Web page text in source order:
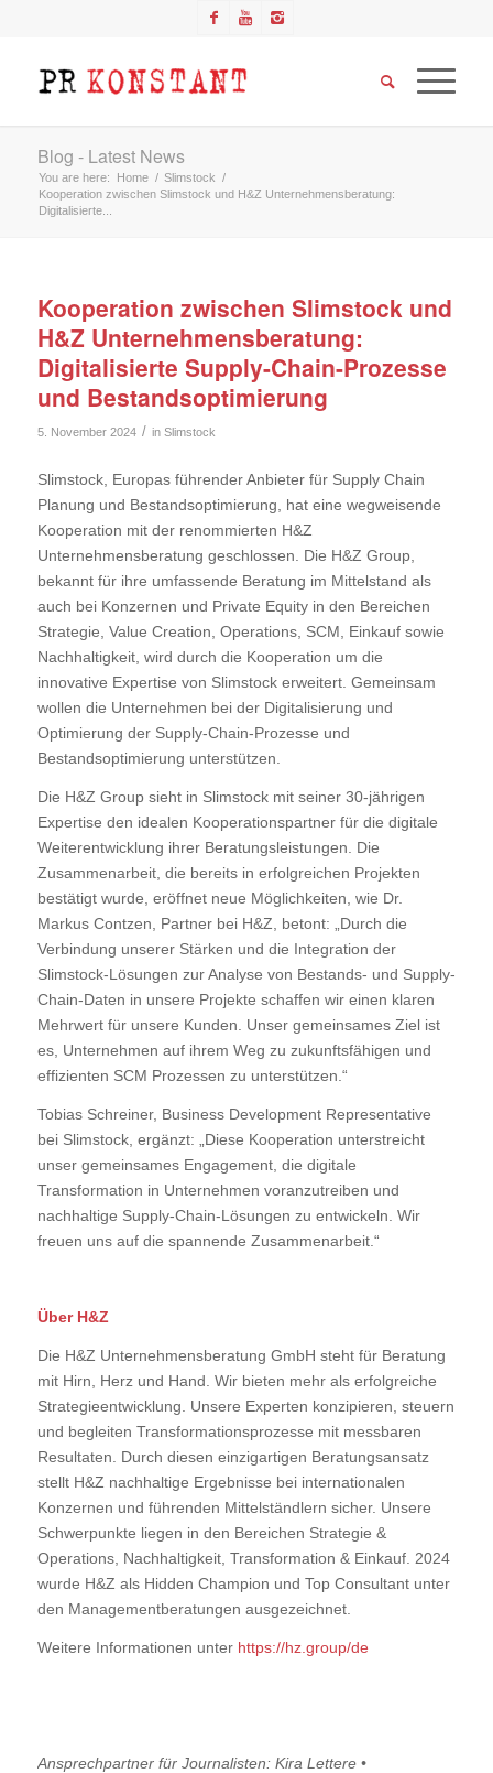
Blog - Latest News
You are here: Home / Slimstock /
Kooperation zwischen Slimstock und H&Z Unternehmensberatung:
Digitalisierte...
Kooperation zwischen Slimstock und
H&Z Unternehmensberatung:
Digitalisierte Supply-Chain-Prozesse
und Bestandsoptimierung
5. November 2024 / in Slimstock
Slimstock, Europas führender Anbieter für Supply Chain
Planung und Bestandsoptimierung, hat eine wegweisende
Kooperation mit der renommierten H&Z
Unternehmensberatung geschlossen. Die H&Z Group,
bekannt für ihre umfassende Beratung im Mittelstand als
auch bei Konzernen und Private Equity in den Bereichen
Strategie, Value Creation, Operations, SCM, Einkauf sowie
Nachhaltigkeit, wird durch die Kooperation um die
innovative Expertise von Slimstock erweitert. Gemeinsam
wollen die Unternehmen bei der Digitalisierung und
Optimierung der Supply-Chain-Prozesse und
Bestandsoptimierung unterstützen.
Die H&Z Group sieht in Slimstock mit seiner 30-jährigen
Expertise den idealen Kooperationspartner für die digitale
Weiterentwicklung ihrer Beratungsleistungen. Die
Zusammenarbeit, die bereits in erfolgreichen Projekten
bestätigt wurde, eröffnet neue Möglichkeiten, wie Dr.
Markus Contzen, Partner bei H&Z, betont: „Durch die
Verbindung unserer Stärken und die Integration der
Slimstock-Lösungen zur Analyse von Bestands- und Supply-
Chain-Daten in unsere Projekte schaffen wir einen klaren
Mehrwert für unsere Kunden. Unser gemeinsames Ziel ist
es, Unternehmen auf ihrem Weg zu zukunftsfähigen und
effizienten SCM Prozessen zu unterstützen.“
Tobias Schreiner, Business Development Representative
bei Slimstock, ergänzt: „Diese Kooperation unterstreicht
unser gemeinsames Engagement, die digitale
Transformation in Unternehmen voranzutreiben und
nachhaltige Supply-Chain-Lösungen zu entwickeln. Wir
freuen uns auf die spannende Zusammenarbeit.“
Über H&Z
Die H&Z Unternehmensberatung GmbH steht für Beratung
mit Hirn, Herz und Hand. Wir bieten mehr als erfolgreiche
Strategieentwicklung. Unsere Experten konzipieren, steuern
und begleiten Transformationsprozesse mit messbaren
Resultaten. Durch diesen einzigartigen Beratungsansatz
stellt H&Z nachhaltige Ergebnisse bei internationalen
Konzernen und führenden Mittelständlern sicher. Unsere
Schwerpunkte liegen in den Bereichen Strategie &
Operations, Nachhaltigkeit, Transformation & Einkauf. 2024
wurde H&Z als Hidden Champion und Top Consultant unter
den Managementberatungen ausgezeichnet.
Weitere Informationen unter https://hz.group/de
Ansprechpartner für Journalisten: Kira Lettere •